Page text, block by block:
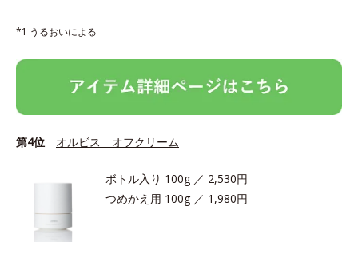
*1 うるおいによる
第4位 オルビス オフクリーム
ボトル入り 100g ／ 2,530円
つめかえ用 100g ／ 1,980円